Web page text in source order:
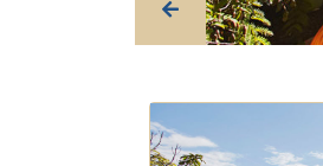
Previous